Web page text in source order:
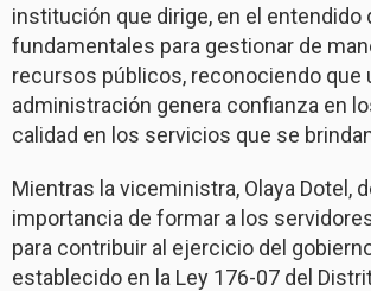
institución que dirige, en el entendido
fundamentales para gestionar de
recursos públicos, reconociendo que
administración genera confianza en
calidad en los servicios que se
Mientras la viceministra, Olaya Dotel,
importancia de formar a los
para contribuir al ejercicio del
establecido en la Ley 176-07 del